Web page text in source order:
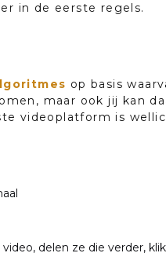
in de eerste regels.
op basis
maar ook jij kan
videoplatform is
delen ze die verder,